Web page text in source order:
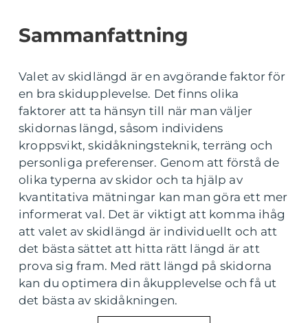
Sammanfattning
Valet av skidlängd är en avgörande faktor för
en bra skidupplevelse. Det finns olika
faktorer att ta hänsyn till när man väljer
skidornas längd, såsom individens
kroppsvikt, skidåkningsteknik, terräng och
personliga preferenser. Genom att förstå de
olika typerna av skidor och ta hjälp av
kvantitativa mätningar kan man göra ett mer
informerat val. Det är viktigt att komma ihåg
att valet av skidlängd är individuellt och att
det bästa sättet att hitta rätt längd är att
prova sig fram. Med rätt längd på skidorna
kan du optimera din åkupplevelse och få ut
det bästa av skidåkningen.